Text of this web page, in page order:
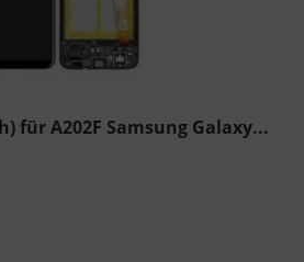
für A202F Samsung Galaxy...